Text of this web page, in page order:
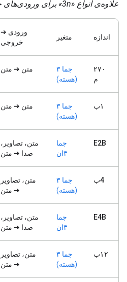
علاوه‌ی انواع «3n» برای ورودی‌های چندوجهی گسترش‌یافته.
اندازه متغیر
ورودی ➔
خروجی
۲۷۰
م
جما ۳
(هسته)
متن ➔ متن
۱ب
جما ۳
(هسته)
متن ➔ متن
E2B
جما
۳ان
متن، تصاویر،
صدا ➔ متن
4ب
جما ۳
(هسته)
متن، تصاویر
➔ متن
E4B
جما
۳ان
متن، تصاویر،
صدا ➔ متن
۱۲ب
جما ۳
(هسته)
متن، تصاویر
➔ متن